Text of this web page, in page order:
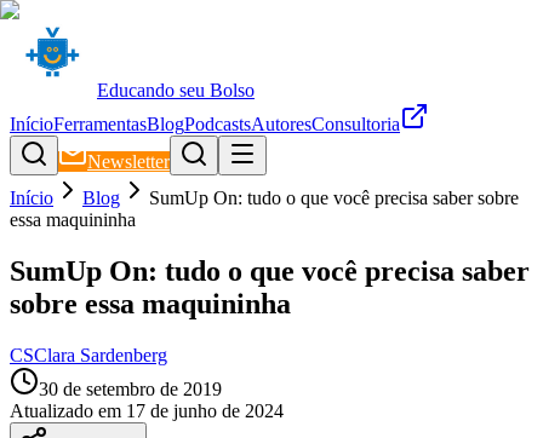
Educando seu Bolso
InícioFerramentasBlogPodcastsAutoresConsultoria
Newsletter
Início
Blog
SumUp On: tudo o que você precisa saber sobre
essa maquininha
SumUp On: tudo o que você precisa saber
sobre essa maquininha
CSClara Sardenberg
30 de setembro de 2019
Atualizado em 17 de junho de 2024